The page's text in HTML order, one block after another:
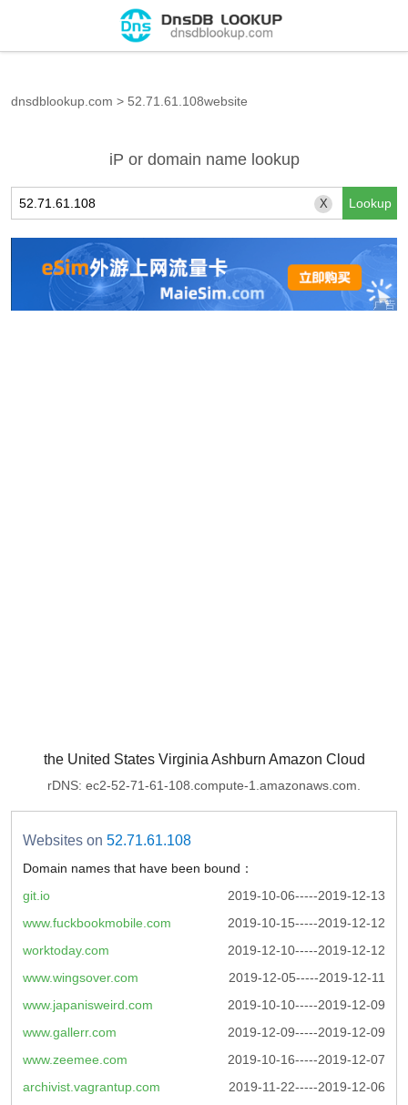
dnsdblookup.com > 52.71.61.108website
iP or domain name lookup
X
the United States Virginia Ashburn Amazon Cloud
rDNS: ec2-52-71-61-108.compute-1.amazonaws.com.
Websites on 52.71.61.108
Domain names that have been bound：
2019-10-06-----2019-12-13
git.io
2019-10-15-----2019-12-12
www.fuckbookmobile.com
2019-12-10-----2019-12-12
worktoday.com
2019-12-05-----2019-12-11
www.wingsover.com
2019-10-10-----2019-12-09
www.japanisweird.com
2019-12-09-----2019-12-09
www.gallerr.com
2019-10-16-----2019-12-07
www.zeemee.com
2019-11-22-----2019-12-06
archivist.vagrantup.com